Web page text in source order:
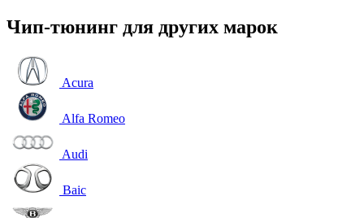
Чип-тюнинг для других марок
Acura
Alfa Romeo
Audi
Baic